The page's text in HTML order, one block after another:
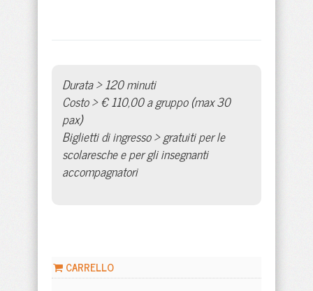
CARRELLO
Durata > 120 minuti
Costo > € 110,00 a gruppo (max 30
pax)
Biglietti di ingresso > gratuiti per le
scolaresche e per gli insegnanti
accompagnatori